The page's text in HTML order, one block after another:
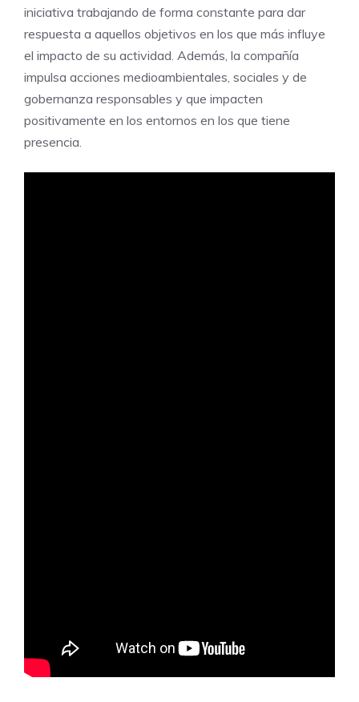
iniciativa trabajando de forma constante para dar
respuesta a aquellos objetivos en los que más influye
el impacto de su actividad. Además, la compañía
impulsa acciones medioambientales, sociales y de
gobernanza responsables y que impacten
positivamente en los entornos en los que tiene
presencia.